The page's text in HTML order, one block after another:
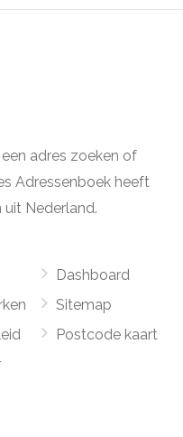
adres zoeken of
Adressenboek heeft
Nederland.
Dashboard
Sitemap
Postcode kaart